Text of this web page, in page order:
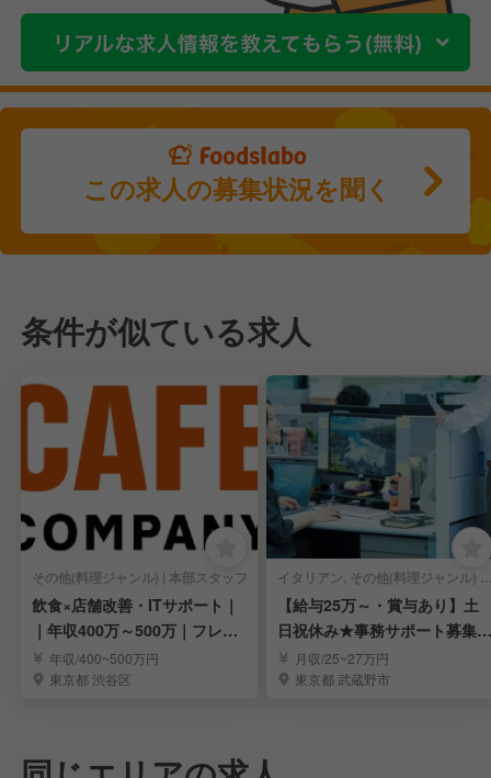
この求人の募集状況を聞く
条件が似ている求人
その他(料理ジャンル) | 本部スタッフ
飲食×店舗改善・ITサポート｜
｜年収400万～500万｜フレッ
クス制
年収/400~500万円
東京都 渋谷区
イタリアン, その他(料理ジャ
【給与25万～・賞与あり】土
日祝休み★事務サポート募集♪
ママさん歓迎♪
月収/25~27万円
東京都 武蔵野市